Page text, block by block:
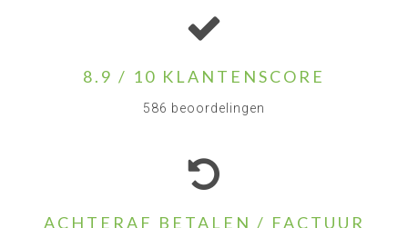
8.9 / 10 KLANTENSCORE
586 beoordelingen
ACHTERAF BETALEN / FACTUUR